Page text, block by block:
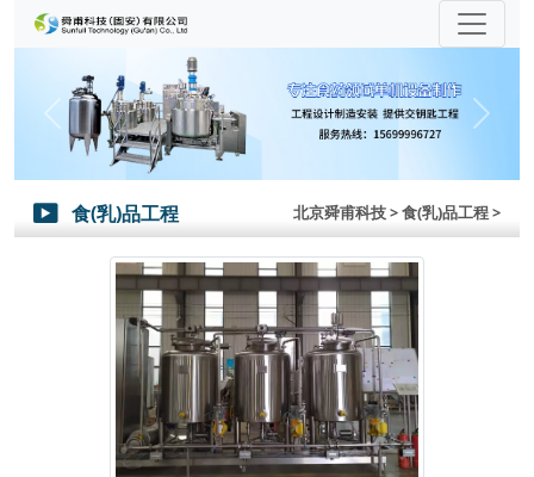
Previous Next
 食(乳)品工程 北京舜甫科技> 食(乳)品工程 >